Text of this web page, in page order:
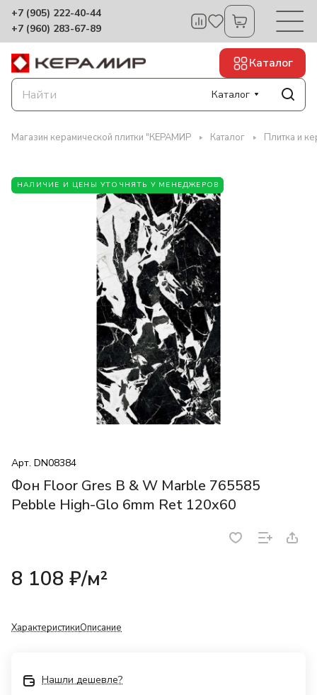
+7 (905) 222-40-44
+7 (960) 283-67-89
Каталог
Каталог
Магазин керамической плитки "КЕРАМИР Каталог Плитка и
НАЛИЧИЕ И ЦЕНЫ УТОЧНЯТЬ У МЕНЕДЖЕРОВ
Арт. DN08384
Фон Floor Gres B & W Marble 765585
Pebble High-Glo 6mm Ret 120x60
8 108 ₽/м²
ХарактеристикиОписание
Нашли дешевле?